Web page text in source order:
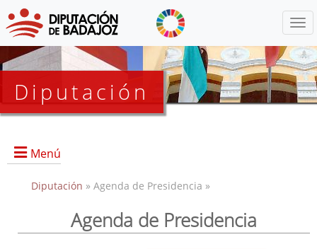
Diputación
Menú
Presidencia
Diputación » Agenda de Presidencia »
Agenda de Presidencia